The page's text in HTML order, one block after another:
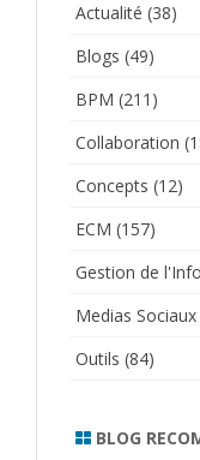
Actualité (38)
Blogs (49)
BPM (211)
Collaboration
Concepts (12)
ECM (157)
Gestion de
Medias Sociaux
Outils (84)
BLOG